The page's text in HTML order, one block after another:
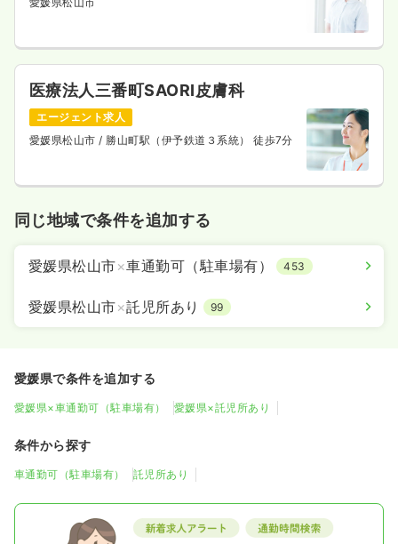
医療法人三番町SAORI皮膚科
エージェント求人
愛媛県松山市 / 勝山町駅（伊予鉄道３系統） 徒歩7分
同じ地域で条件を追加する
愛媛県松山市×車通勤可（駐車場有） 453
愛媛県松山市×託児所あり 99
愛媛県で条件を追加する
愛媛県×車通勤可（駐車場有） 愛媛県×託児所あり
条件から探す
車通勤可（駐車場有） 託児所あり